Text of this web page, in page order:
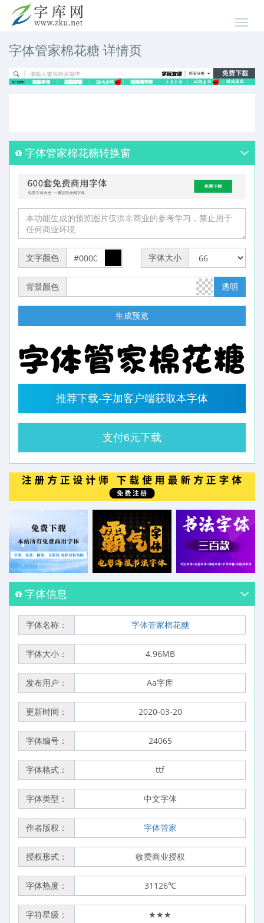
字体管家棉花糖 详情页
字体管家棉花糖转换窗
文字颜色 字体大小
背景颜色 透明
生成预览
推荐下载-字加客户端获取本字体
支付6元下载
字体信息
字体名称： 字体管家棉花糖
字体大小： 4.96MB
发布用户： Aa字库
更新时间： 2020-03-20
字体编号： 24065
字体格式： ttf
字体类型： 中文字体
作者版权： 字体管家
授权形式： 收费商业授权
字体热度： 31126℃
字符星级： ★★★